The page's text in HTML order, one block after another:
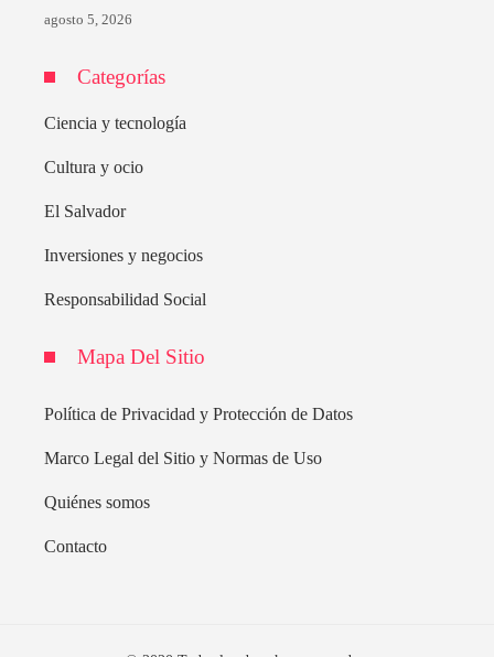
agosto 5, 2026
Categorías
Ciencia y tecnología
Cultura y ocio
El Salvador
Inversiones y negocios
Responsabilidad Social
Mapa Del Sitio
Política de Privacidad y Protección de Datos
Marco Legal del Sitio y Normas de Uso
Quiénes somos
Contacto